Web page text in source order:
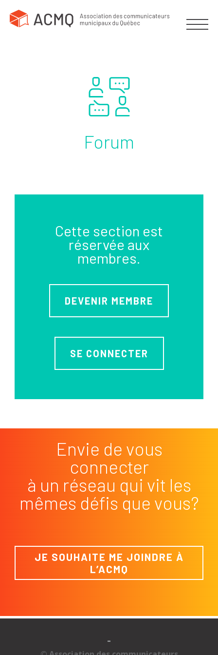
Forum
Cette section est
réservée aux
membres.
DEVENIR MEMBRE
SE CONNECTER
Envie de vous
connecter
à un réseau qui vit les
mêmes défis que vous?
JE SOUHAITE ME JOINDRE À
L’ACMQ
-